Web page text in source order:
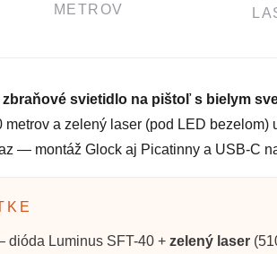
METROV
svietidlo na pištoľ s bielym
metrov a zelený laser (pod LED
— montáž Glock aj Picatinny a USB-C
dióda Luminus SFT-40 + zelený laser